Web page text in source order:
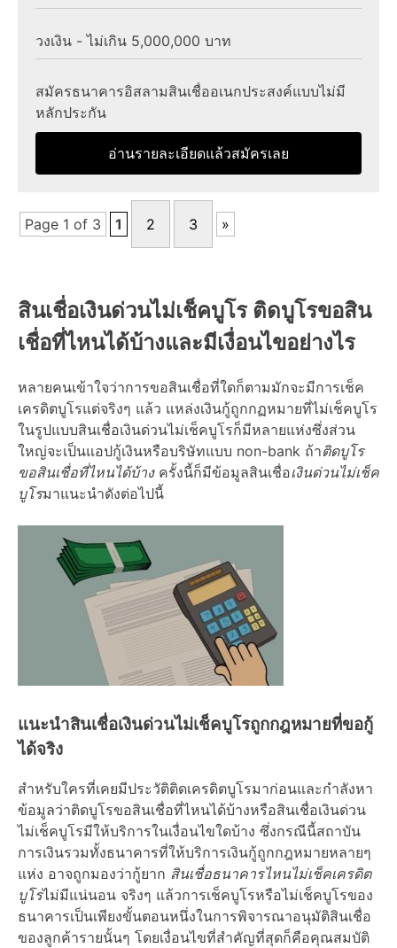
วงเงิน - ไม่เกิน 5,000,000 บาท
สมัครธนาคารอิสลามสินเชื่ออเนกประสงค์แบบไม่มี
หลักประกัน
อ่านรายละเอียดแล้วสมัครเลย
Page 1 of 3 1 2 3 »
สินเชื่อเงินด่วนไม่เช็คบูโร ติดบูโรขอสิน
เชื่อที่ไหนได้บ้างและมีเงื่อนไขอย่างไร
หลายคนเข้าใจว่าการขอสินเชื่อที่ใดก็ตามมักจะมีการเช็ค
เครดิตบูโรแต่จริงๆ แล้ว แหล่งเงินกู้ถูกกฏหมายที่ไม่เช็คบูโร
ในรูปแบบสินเชื่อเงินด่วนไม่เช็คบูโรก็มีหลายแห่งซึ่งส่วน
ใหญ่จะเป็นแอปกู้เงินหรือบริษัทแบบ non-bank ถ้าติดบูโร
ขอสินเชื่อที่ไหนได้บ้างครั้งนี้ก็มีข้อมูลสินเชื่อเงินด่วนไม่เช็ค
บูโรมาแนะนำดังต่อไปนี้
แนะนำสินเชื่อเงินด่วนไม่เช็คบูโรถูกกฎหมายที่ขอกู้
ได้จริง
สำหรับใครที่เคยมีประวัติติดเครดิตบูโรมาก่อนและกำลังหา
ข้อมูลว่าติดบูโรขอสินเชื่อที่ไหนได้บ้างหรือสินเชื่อเงินด่วน
ไม่เช็คบูโรมีให้บริการในเงื่อนไขใดบ้าง ซึ่งกรณีนี้สถาบัน
การเงินรวมทั้งธนาคารที่ให้บริการเงินกู้ถูกกฎหมายหลายๆ
แห่ง อาจถูกมองว่ากู้ยาก สินเชื่อธนาคารไหนไม่เช็คเครดิต
บูโรไม่มีแน่นอน จริงๆ แล้วการเช็คบูโรหรือไม่เช็คบูโรของ
ธนาคารเป็นเพียงขั้นตอนหนึ่งในการพิจารณาอนุมัติสินเชื่อ
ของลูกค้ารายนั้นๆ โดยเงื่อนไขที่สำคัญที่สุดก็คือคุณสมบัติ